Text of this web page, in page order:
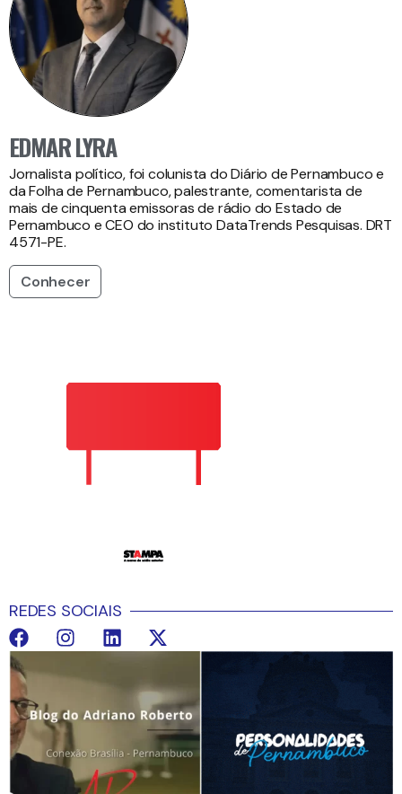
EDMAR LYRA
Jornalista político, foi colunista do Diário de Pernambuco e
da Folha de Pernambuco, palestrante, comentarista de
mais de cinquenta emissoras de rádio do Estado de
Pernambuco e CEO do instituto DataTrends Pesquisas. DRT
4571-PE.
Conhecer
REDES SOCIAIS